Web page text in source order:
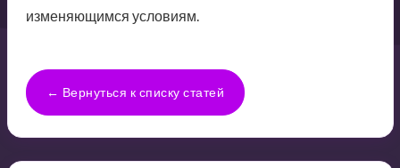
изменяющимся условиям.
← Вернуться к списку статей